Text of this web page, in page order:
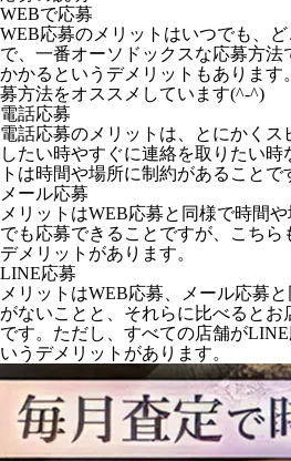
WEBで応募
WEB応募のメリットはいつでも、
で、一番オーソドックスな応募方
かかるというデメリットもありま
募方法をオススメしています(^-^)
電話応募
電話応募のメリットは、とにかく
したい時やすぐに連絡を取りたい
トは時間や場所に制約があることで
メール応募
メリットはWEB応募と同様で時間
でも応募できることですが、こちら
デメリットがあります。
LINE応募
メリットはWEB応募、メール応募
がないことと、それらに比べるとお
です。ただし、すべての店舗が
いうデメリットがあります。